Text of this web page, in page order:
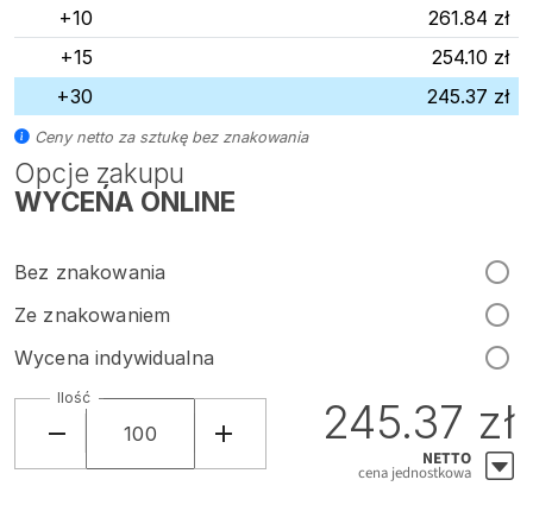
Opcje zakupu
WYCEŃA ONLINE
Bez znakowania
Ze znakowaniem
Wycena indywidualna
+10
261.84 zł
+15
254.10 zł
+30
245.37 zł
Ceny netto za sztukę bez znakowania
Ilość 245.37 zł
NETTO
cena jednostkowa